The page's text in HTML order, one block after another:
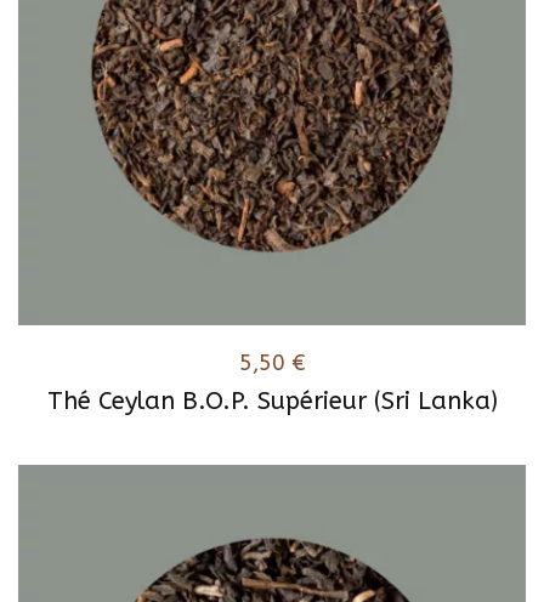
Thé Ceylan B.O.P. Supérieur (Sri Lanka)
5,50 €